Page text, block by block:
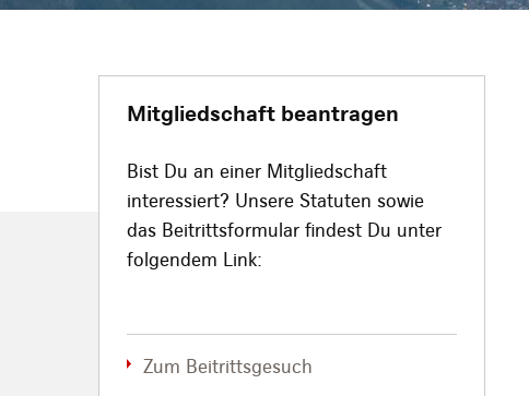
Mitgliedschaft beantragen
Bist Du an einer Mitgliedschaft
interessiert? Unsere Statuten sowie
das Beitrittsformular findest Du unter
folgendem Link:
Zum Beitrittsgesuch